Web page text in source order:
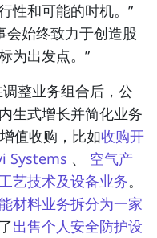
性和可能的时机。”
会始终致力于创造股
为出发点。”
整业务组合后，公
生式增长并简化业务
值收购，比如收购开
Systems 、 空气产
艺技术及设备业务。
材料业务拆分为一家
出售个人安全防护设